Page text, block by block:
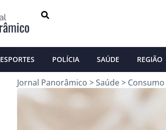
ESPORTES POLÍCIA SAÚDE REGIÃO
Jornal Panorâmico >Saúde>